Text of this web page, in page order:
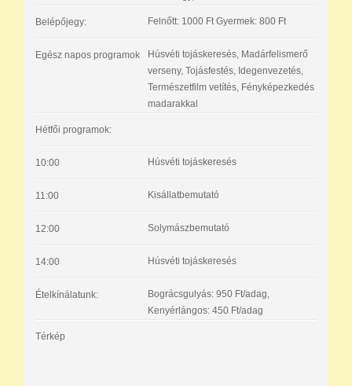
Belépőjegy: Felnőtt: 1000 Ft Gyermek: 800 Ft
Egész napos programok
Húsvéti tojáskeresés, Madárfelismerő
verseny, Tojásfestés, Idegenvezetés,
Természetfilm vetítés, Fényképezkedés
madarakkal
Hétfői programok:
10:00 Húsvéti tojáskeresés
11:00 Kisállatbemutató
12:00 Solymászbemutató
14:00 Húsvéti tojáskeresés
Ételkínálatunk:
Bográcsgulyás: 950 Ft/adag,
Kenyérlángos: 450 Ft/adag
Térkép